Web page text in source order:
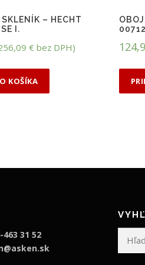
– HECHT
I.
€ bez DPH)
KOŠÍKA
463 31 52